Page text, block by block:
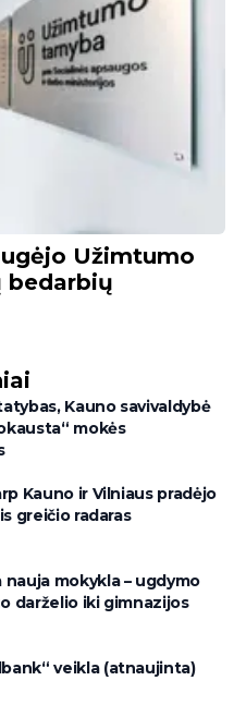
Užimtumo
bedarbių
Kauno savivaldybė
mokės
Kauno ir Vilniaus pradėjo
greičio radaras
mokykla – ugdymo
darželio iki gimnazijos
veikla (atnaujinta)